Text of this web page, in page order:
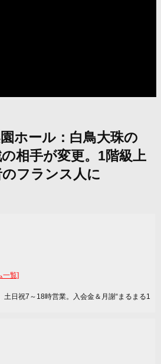
ホール：白鳥大珠の
相手が変更。1階級上
フランス人に
一覧]
日祝7～18時営業。入会金＆月謝“まるまる1